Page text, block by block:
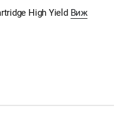
High Yield Виж